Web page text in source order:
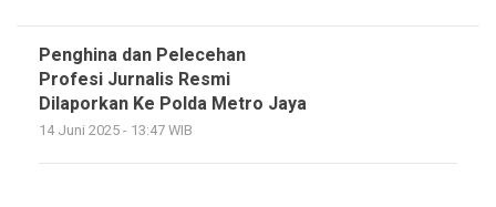
Penghina dan Pelecehan
Profesi Jurnalis Resmi
Dilaporkan Ke Polda Metro Jaya
14 Juni 2025 - 13:47 WIB